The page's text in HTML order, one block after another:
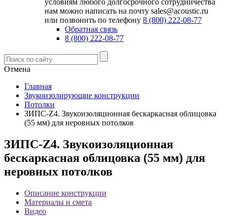
условиям любого долгосрочного сотрудничества
нам можно написать на почту sales@acoustic.ru
или позвонить по телефону 8 (800) 222-08-77
Обратная связь
8 (800) 222-08-77
Отмена
Главная
Звукоизолирующие конструкции
Потолки
ЗИПС-Z4. Звукоизоляционная бескаркасная облицовка
(55 мм) для неровных потолков
ЗИПС-Z4. Звукоизоляционная
бескаркасная облицовка (55 мм) для
неровных потолков
Описание конструкции
Материалы и смета
Видео